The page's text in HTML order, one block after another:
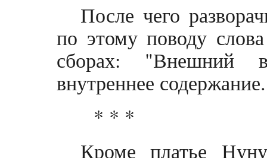
После чего
по этому поводу
сборах: "Внешний
внутреннее
* * *
Кроме платье